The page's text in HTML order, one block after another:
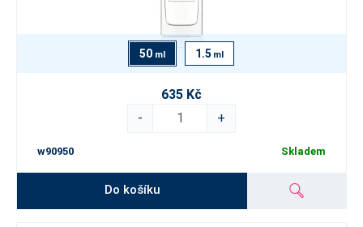
50 ml 1.5 ml
635 Kč
-
+
w90950 Skladem
Do košíku